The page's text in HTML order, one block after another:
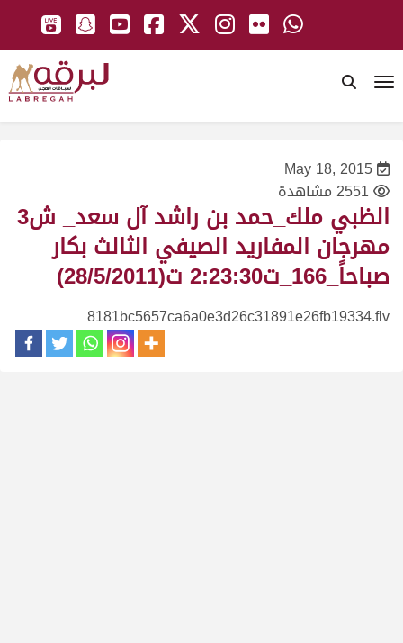
May 18, 2015
2551 مشاهدة
الظبي ملك_حمد بن راشد آل سعد_ ش3
مهرجان المفاريد الصيفي الثالث بكار
صباحاً_166_ت2:23:30 ت(28/5/2011)
8181bc5657ca6a0e3d26c31891e26fb19334.flv